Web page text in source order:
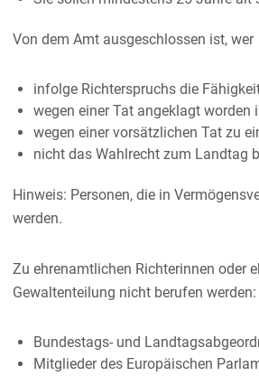
Von dem Amt ausgeschlossen ist, wer
infolge Richterspruchs die
wegen einer Tat angeklagt worden
wegen einer vorsätzlichen Tat zu
nicht das Wahlrecht zum Landtag
Hinweis: Personen, die in
werden.
Zu ehrenamtlichen Richterinnen oder
Gewaltenteilung nicht berufen werden:
Bundestags- und Landtag
Mitglieder des Europäischen